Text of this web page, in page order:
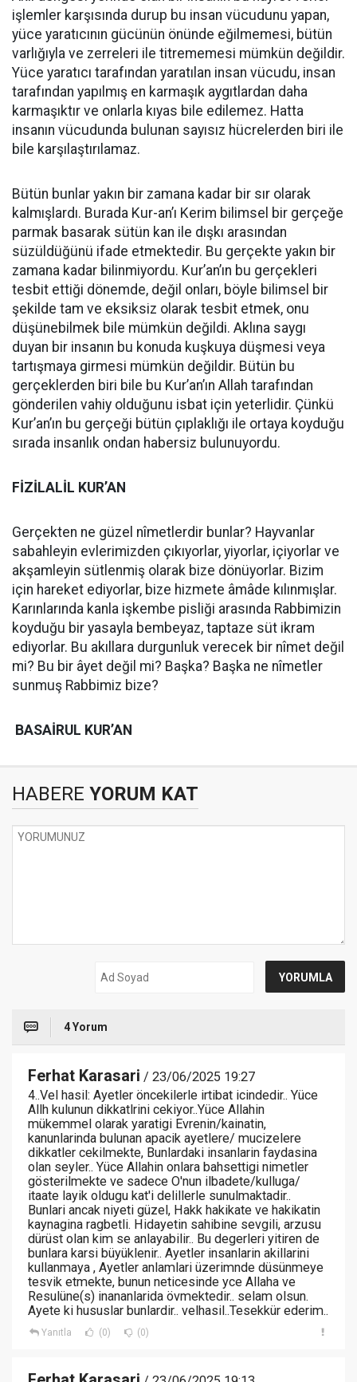
işlemler karşısında durup bu insan vücudunu yapan,
yüce yaratıcının gücünün önünde eğilmemesi, bütün
varlığıyla ve zerreleri ile titrememesi mümkün değildir.
Yüce yaratıcı tarafından yaratılan insan vücudu, insan
tarafından yapılmış en karmaşık aygıtlardan daha
karmaşıktır ve onlarla kıyas bile edilemez. Hatta
insanın vücudunda bulunan sayısız hücrelerden biri ile
bile karşılaştırılamaz.
Bütün bunlar yakın bir zamana kadar bir sır olarak
kalmışlardı. Burada Kur-an’ı Kerim bilimsel bir gerçeğe
parmak basarak sütün kan ile dışkı arasından
süzüldüğünü ifade etmektedir. Bu gerçekte yakın bir
zamana kadar bilinmiyordu. Kur’an’ın bu gerçekleri
tesbit ettiği dönemde, değil onları, böyle bilimsel bir
şekilde tam ve eksiksiz olarak tesbit etmek, onu
düşünebilmek bile mümkün değildi. Aklına saygı
duyan bir insanın bu konuda kuşkuya düşmesi veya
tartışmaya girmesi mümkün değildir. Bütün bu
gerçeklerden biri bile bu Kur’an’ın Allah tarafından
gönderilen vahiy olduğunu isbat için yeterlidir. Çünkü
Kur’an’ın bu gerçeği bütün çıplaklığı ile ortaya koyduğu
sırada insanlık ondan habersiz bulunuyordu.
FİZİLALİL KUR’AN
Gerçekten ne güzel nîmetlerdir bunlar? Hayvanlar
sabahleyin evlerimizden çıkıyorlar, yiyorlar, içiyorlar ve
akşamleyin sütlenmiş olarak bize dönüyorlar. Bizim
için hareket ediyorlar, bize hizmete âmâde kılınmışlar.
Karınlarında kanla işkembe pisliği arasında Rabbimizin
koyduğu bir yasayla bembeyaz, taptaze süt ikram
ediyorlar. Bu akıllara durgunluk verecek bir nîmet değil
mi? Bu bir âyet değil mi? Başka? Başka ne nîmetler
sunmuş Rabbimiz bize?
BASAİRUL KUR’AN
HABERE YORUM KAT
4 Yorum
Ferhat Karasari / 23/06/2025 19:27
4..Vel hasil: Ayetler öncekilerle irtibat icindedir.. Yüce
Allh kulunun dikkatlrini cekiyor..Yüce Allahin
mükemmel olarak yaratigi Evrenin/kainatin,
kanunlarinda bulunan apacik ayetlere/ mucizelere
dikkatler cekilmekte, Bunlardaki insanlarin faydasina
olan seyler.. Yüce Allahin onlara bahsettigi nimetler
gösterilmekte ve sadece O'nun ilbadete/kulluga/
itaate layik oldugu kat'i delillerle sunulmaktadir..
Bunlari ancak niyeti güzel, Hakk hakikate ve hakikatin
kaynagina ragbetli. Hidayetin sahibine sevgili, arzusu
dürüst olan kim se anlayabilir.. Bu degerleri yitiren de
bunlara karsi büyüklenir.. Ayetler insanlarin akillarini
kullanmaya , Ayetler anlamlari üzerimnde düsünmeye
tesvik etmekte, bunun neticesinde yce Allaha ve
Resulüne(s) inananlarida övmektedir.. selam olsun.
Ayete ki hususlar bunlardir.. velhasil..Tesekkür ederim..
Yanıtla (0) (0)